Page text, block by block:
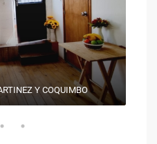
Y COQUIMBO